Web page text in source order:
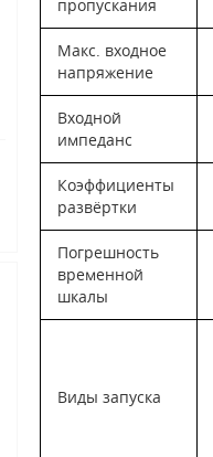
пропускания
Макс. входное
напряжение
Входной
импеданс
Коэффициенты
развёртки
Погрешность
временной
шкалы
Виды запуска